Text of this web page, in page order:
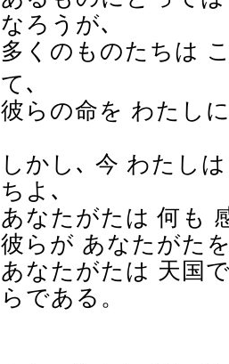
なろうが､
多くのものたちは
て､
彼らの命を わたし
しかし､ 今 わたし
ちよ､
あなたがたは 何も
彼らが あなたがた
あなたがたは 天国
らである。